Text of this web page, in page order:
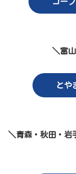
＼富
とや
＼青森・秋田・岩